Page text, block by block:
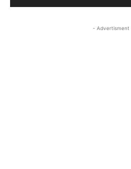
- Advertisment